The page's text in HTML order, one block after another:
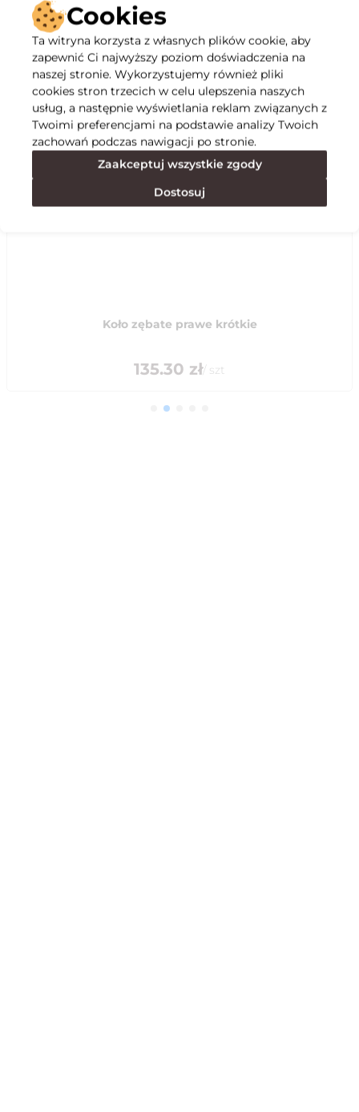
Opis
Specyfikacja
Polecane
Koło zębate prawe krótkie
135.30 zł/ szt
Cookies
Ta witryna korzysta z własnych plików cookie, aby
zapewnić Ci najwyższy poziom doświadczenia na
naszej stronie. Wykorzystujemy również pliki
cookies stron trzecich w celu ulepszenia naszych
usług, a następnie wyświetlania reklam związanych z
Twoimi preferencjami na podstawie analizy Twoich
zachowań podczas nawigacji po stronie.
Zaakceptuj wszystkie zgody
Dostosuj